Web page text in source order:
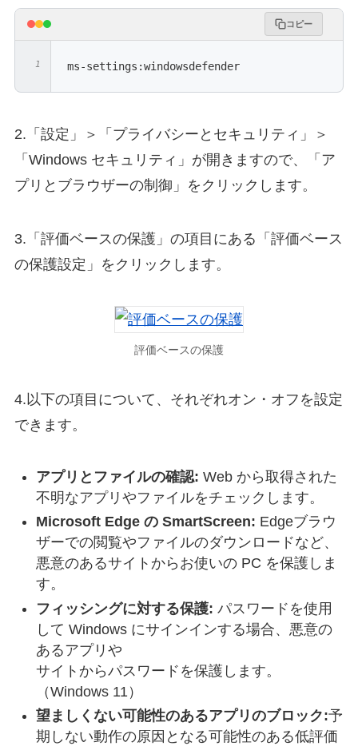
コピー
ms-settings:windowsdefender
2.「設定」＞「プライバシーとセキュリティ」＞
「Windows セキュリティ」が開きますので、「ア
プリとブラウザーの制御」をクリックします。
3.「評価ベースの保護」の項目にある「評価ベース
の保護設定」をクリックします。
評価ベースの保護
4.以下の項目について、それぞれオン・オフを設定
できます。
アプリとファイルの確認: Web から取得された
不明なアプリやファイルをチェックします。
Microsoft Edge の SmartScreen: Edgeブラウ
ザーでの閲覧やファイルのダウンロードなど、
悪意のあるサイトからお使いの PC を保護しま
す。
フィッシングに対する保護: パスワードを使用
して Windows にサインインする場合、悪意の
あるアプリや
サイトからパスワードを保護します。
（Windows 11）
望ましくない可能性のあるアプリのブロック:予
期しない動作の原因となる可能性のある低評価